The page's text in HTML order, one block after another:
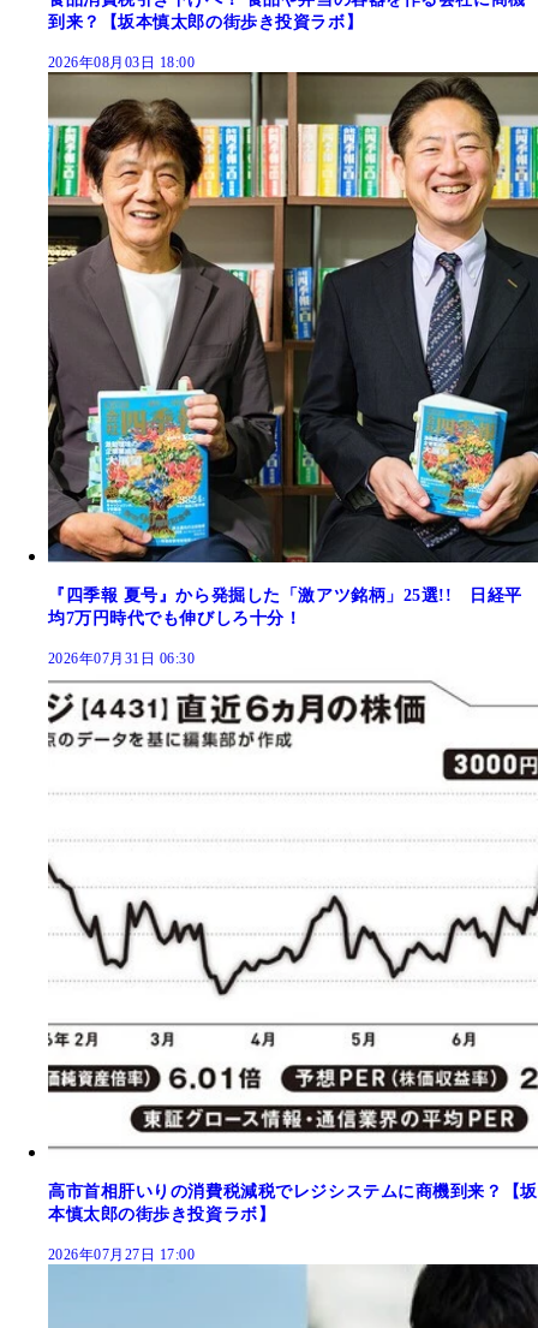
到来？【坂本慎太郎の街歩き投資ラボ】
2026年08月03日 18:00
『四季報 夏号』から発掘した「激アツ銘柄」25選!! 日経平
均7万円時代でも伸びしろ十分！
2026年07月31日 06:30
高市首相肝いりの消費税減税でレジシステムに商機到来？【坂
本慎太郎の街歩き投資ラボ】
2026年07月27日 17:00